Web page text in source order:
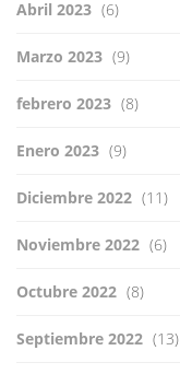
Abril 2023 (6)
Marzo 2023 (9)
febrero 2023 (8)
Enero 2023 (9)
Diciembre 2022 (11)
Noviembre 2022 (6)
Octubre 2022 (8)
Septiembre 2022 (13)